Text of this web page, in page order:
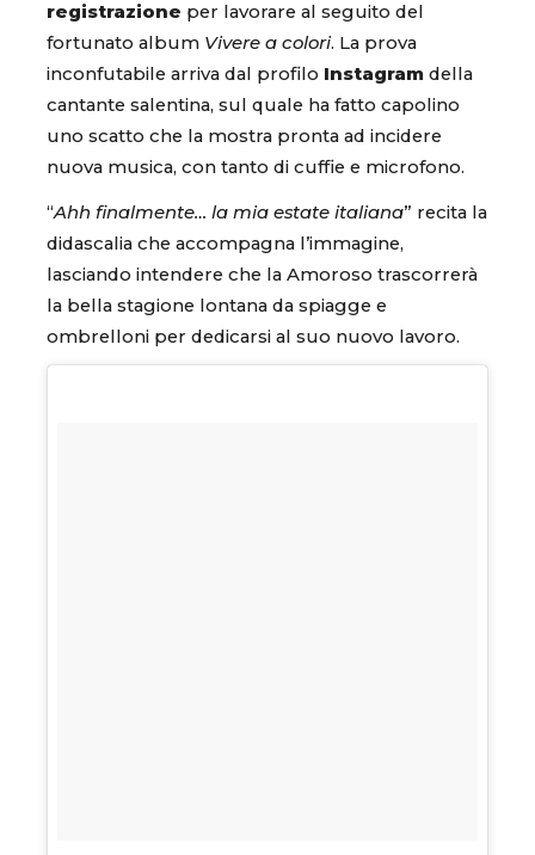
registrazione per lavorare al seguito del
fortunato album Vivere a colori. La prova
inconfutabile arriva dal profilo Instagram della
cantante salentina, sul quale ha fatto capolino
uno scatto che la mostra pronta ad incidere
nuova musica, con tanto di cuffie e microfono.
“Ahh finalmente… la mia estate italiana” recita la
didascalia che accompagna l’immagine,
lasciando intendere che la Amoroso trascorrerà
la bella stagione lontana da spiagge e
ombrelloni per dedicarsi al suo nuovo lavoro.